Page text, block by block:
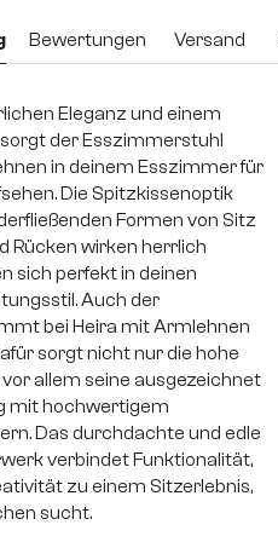
Bewertungen Versand
Eleganz und einem
der Esszimmerstuhl
in deinem Esszimmer für
Die Spitzkissenoptik
Formen von Sitz
Rücken wirken herrlich
sich perfekt in deinen
Auch der
bei Heira mit Armlehnen
sorgt nicht nur die hohe
allem seine ausgezeichnet
mit hochwertigem
Das durchdachte und edle
verbindet Funktionalität,
zu einem Sitzerlebnis,
sucht.